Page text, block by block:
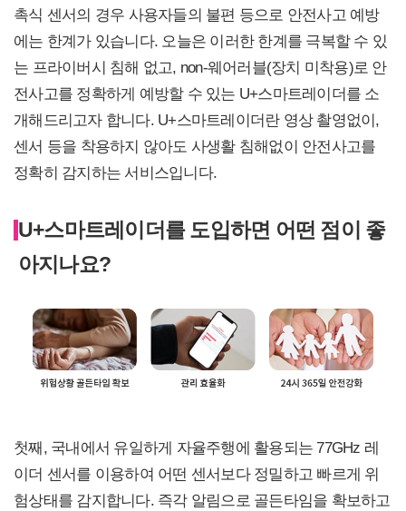
촉식 센서의 경우 사용자들의 불편 등으로 안전사고 예방
에는 한계가 있습니다. 오늘은 이러한 한계를 극복할 수 있
는 프라이버시 침해 없고, non-웨어러블(장치 미착용)로 안
전사고를 정확하게 예방할 수 있는 U+스마트레이더를 소
개해드리고자 합니다. U+스마트레이더란 영상 촬영없이,
센서 등을 착용하지 않아도 사생활 침해없이 안전사고를
정확히 감지하는 서비스입니다.
U+스마트레이더를 도입하면 어떤 점이 좋
아지나요?
첫째, 국내에서 유일하게 자율주행에 활용되는 77GHz 레
이더 센서를 이용하여 어떤 센서보다 정밀하고 빠르게 위
험상태를 감지합니다. 즉각 알림으로 골든타임을 확보하고